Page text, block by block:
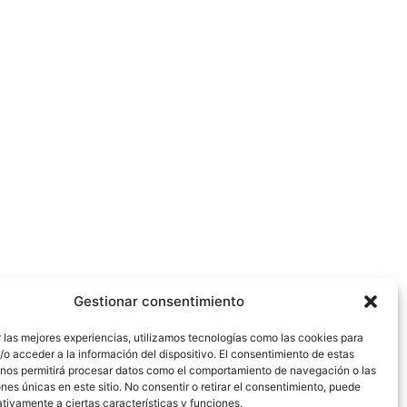
Gestionar consentimiento
las mejores experiencias, utilizamos tecnologías como las cookies para
o acceder a la información del dispositivo. El consentimiento de estas
permitirá procesar datos como el comportamiento de navegación o las
únicas en este sitio. No consentir o retirar el consentimiento, puede
a ciertas características y funciones.